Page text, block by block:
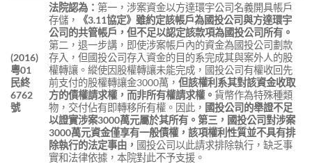
(2016)
粵01
民終
6762
號
法院認為：第一，涉案資金以方達環宇公司名義開具帳戶
存儲，
《3.11協定》雖約定該帳戶為國投公司與方達環宇
公司的共管帳戶，但不足以認定該款項為國投公司所有。
第二，退一步講，即使涉案帳戶內的資金為國投公司劃款
存入，但國投公司存入資金的目的系完成其與案外人的股
權轉讓。縱使因股權轉讓未能完成，國投公司有權收回先
前支付的股權轉讓金3000萬，但該權利系其對該資金收取
方的債權請求權，而非所有權請求權。 貨幣作為特殊種類
物，交付佔有即轉移所有權。因此， 國投公司的舉證不足
以證實涉案3000萬元屬於其所有。第三，國投公司對涉案
3000萬元資金僅享有一般債權，該項權利性質並不具有排
除執行的法定事由， 國投公司以此請求排除執行，缺乏事
實和法律依據，本院對此不予支援。